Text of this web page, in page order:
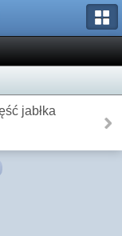
jabłka